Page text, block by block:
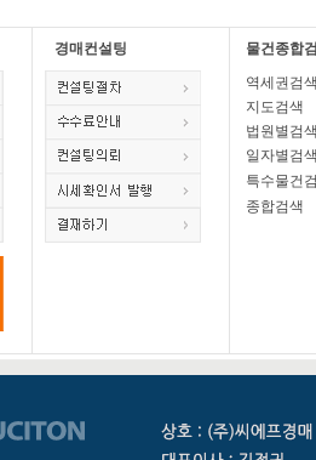
경매컨설팅
물건종합
역세권검
지도검색
법원별검
일자별검
특수물건
종합검색